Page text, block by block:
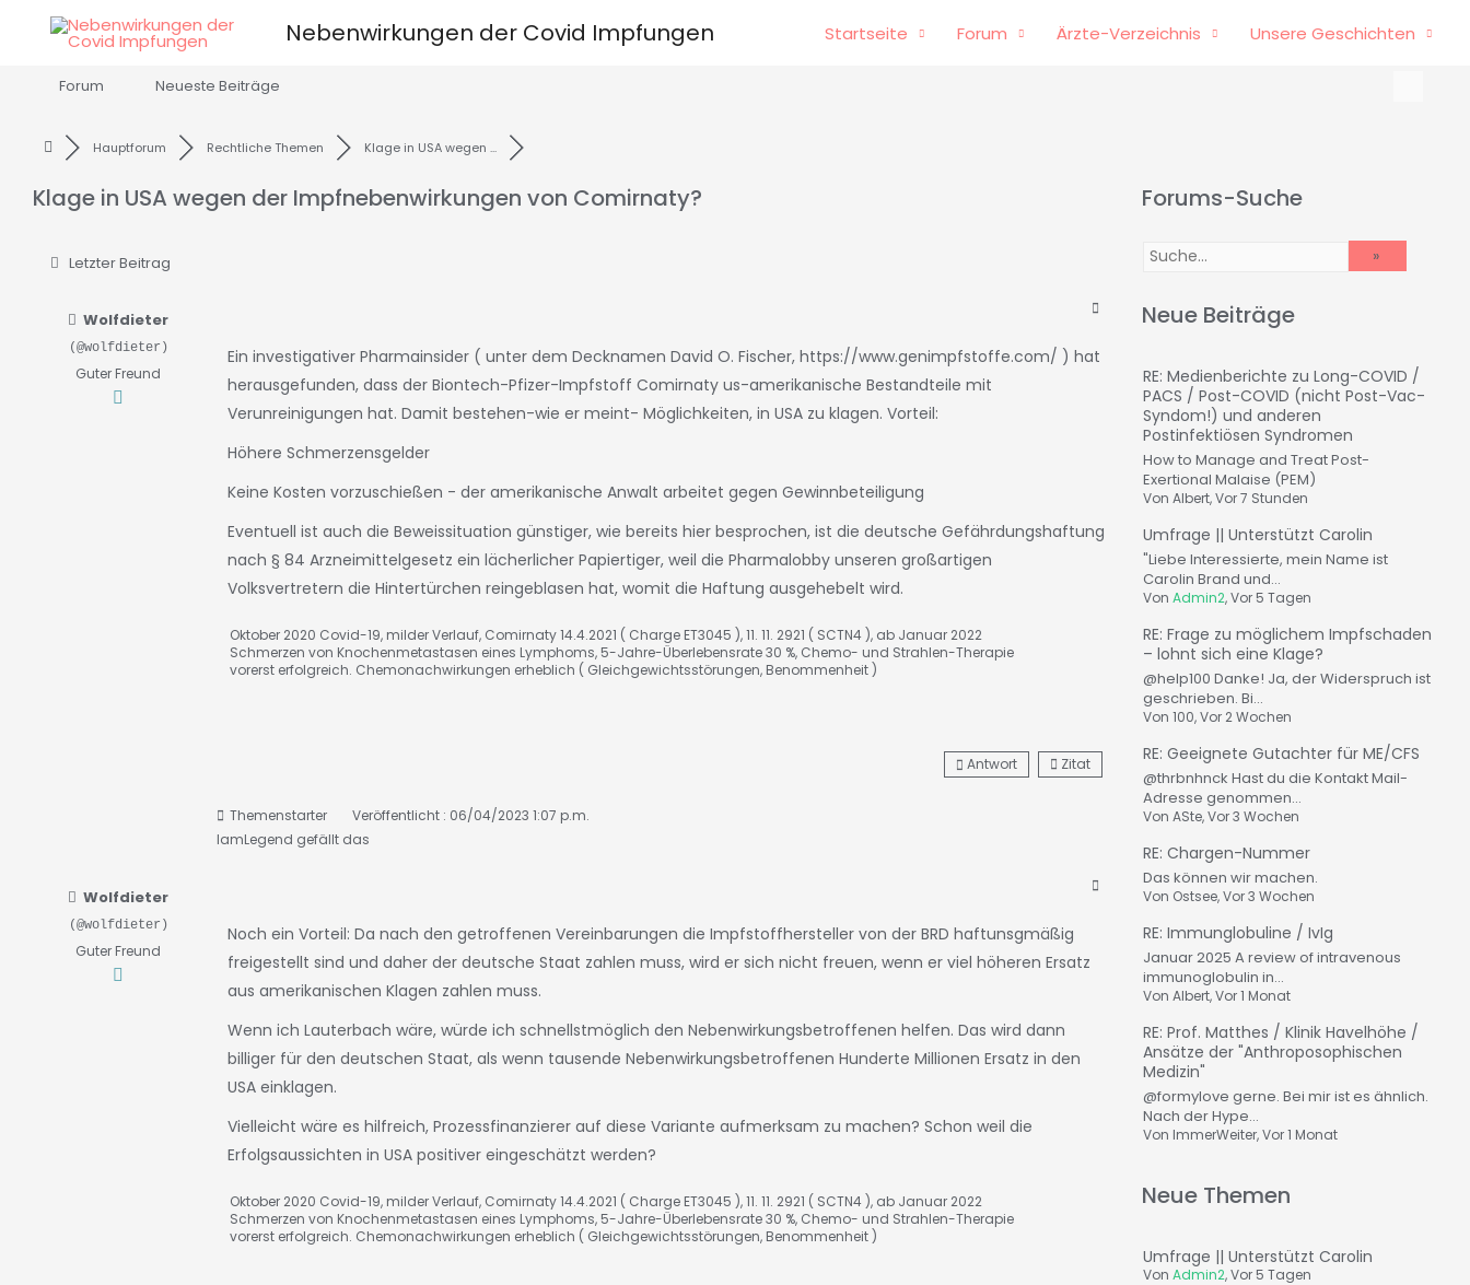
Nebenwirkungen der Covid Impfungen Startseite Forum Ärzte-Verzeichnis Unsere Geschichten
Forum Neueste Beiträge
Hauptforum Rechtliche Themen Klage in USA wegen ...
Klage in USA wegen der Impfnebenwirkungen von Comirnaty?
Letzter Beitrag
Wolfdieter
(@wolfdieter)
Guter Freund
Ein investigativer Pharmainsider ( unter dem Decknamen David O. Fischer, https://www.genimpfstoffe.com/ ) hat
herausgefunden, dass der Biontech-Pfizer-Impfstoff Comirnaty us-amerikanische Bestandteile mit
Verunreinigungen hat. Damit bestehen-wie er meint- Möglichkeiten, in USA zu klagen. Vorteil:
Höhere Schmerzensgelder
Keine Kosten vorzuschießen - der amerikanische Anwalt arbeitet gegen Gewinnbeteiligung
Eventuell ist auch die Beweissituation günstiger, wie bereits hier besprochen, ist die deutsche Gefährdungshaftung
nach § 84 Arzneimittelgesetz ein lächerlicher Papiertiger, weil die Pharmalobby unseren großartigen
Volksvertretern die Hintertürchen reingeblasen hat, womit die Haftung ausgehebelt wird.
Oktober 2020 Covid-19, milder Verlauf, Comirnaty 14.4.2021 ( Charge ET3045 ), 11. 11. 2921 ( SCTN4 ), ab Januar 2022
Schmerzen von Knochenmetastasen eines Lymphoms, 5-Jahre-Überlebensrate 30 %, Chemo- und Strahlen-Therapie
vorerst erfolgreich. Chemonachwirkungen erheblich ( Gleichgewichtsstörungen, Benommenheit )
Antwort Zitat
Themenstarter
Veröffentlicht : 06/04/2023 1:07 p.m.
IamLegend gefällt das
Wolfdieter
(@wolfdieter)
Guter Freund
Noch ein Vorteil: Da nach den getroffenen Vereinbarungen die Impfstoffhersteller von der BRD haftunsgmäßig
freigestellt sind und daher der deutsche Staat zahlen muss, wird er sich nicht freuen, wenn er viel höheren Ersatz
aus amerikanischen Klagen zahlen muss.
Wenn ich Lauterbach wäre, würde ich schnellstmöglich den Nebenwirkungsbetroffenen helfen. Das wird dann
billiger für den deutschen Staat, als wenn tausende Nebenwirkungsbetroffenen Hunderte Millionen Ersatz in den
USA einklagen.
Vielleicht wäre es hilfreich, Prozessfinanzierer auf diese Variante aufmerksam zu machen? Schon weil die
Erfolgsaussichten in USA positiver eingeschätzt werden?
Oktober 2020 Covid-19, milder Verlauf, Comirnaty 14.4.2021 ( Charge ET3045 ), 11. 11. 2921 ( SCTN4 ), ab Januar 2022
Schmerzen von Knochenmetastasen eines Lymphoms, 5-Jahre-Überlebensrate 30 %, Chemo- und Strahlen-Therapie
vorerst erfolgreich. Chemonachwirkungen erheblich ( Gleichgewichtsstörungen, Benommenheit )
Forums-Suche
Neue Beiträge
RE: Medienberichte zu Long-COVID /
PACS / Post-COVID (nicht Post-Vac-
Syndom!) und anderen
Postinfektiösen Syndromen
How to Manage and Treat Post-
Exertional Malaise (PEM)
VonAlbert, Vor 7 Stunden
Umfrage || Unterstützt Carolin
"Liebe Interessierte, mein Name ist
Carolin Brand und...
VonAdmin2, Vor 5 Tagen
RE: Frage zu möglichem Impfschaden
– lohnt sich eine Klage?
@help100 Danke! Ja, der Widerspruch ist
geschrieben. Bi...
Von100, Vor 2 Wochen
RE: Geeignete Gutachter für ME/CFS
@thrbnhnck Hast du die Kontakt Mail-
Adresse genommen...
VonASte, Vor 3 Wochen
RE: Chargen-Nummer
Das können wir machen.
Von Ostsee, Vor 3 Wochen
RE: Immunglobuline / IvIg
Januar 2025 A review of intravenous
immunoglobulin in...
VonAlbert, Vor 1 Monat
RE: Prof. Matthes / Klinik Havelhöhe /
Ansätze der "Anthroposophischen
Medizin"
@formylove gerne. Bei mir ist es ähnlich.
Nach der Hype...
Von ImmerWeiter, Vor 1 Monat
Neue Themen
Umfrage || Unterstützt Carolin
VonAdmin2,Vor 5 Tagen